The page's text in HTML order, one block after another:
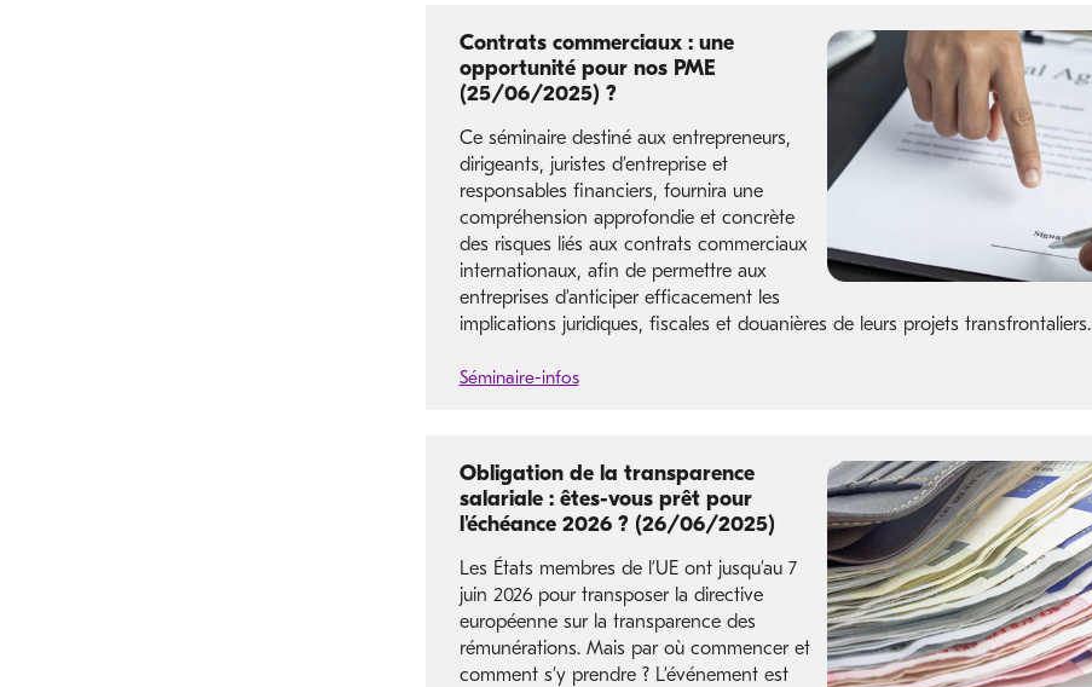
Contrats commerciaux : une
opportunité pour nos PME
(25/06/2025) ?
Ce séminaire destiné aux entrepreneurs,
dirigeants, juristes d’entreprise et
responsables financiers, fournira une
compréhension approfondie et concrète
des risques liés aux contrats commerciaux
internationaux, afin de permettre aux
entreprises d’anticiper efficacement les
implications juridiques, fiscales et douanières de leurs projets transfrontaliers.
Séminaire-infos
Obligation de la transparence
salariale : êtes-vous prêt pour
l'échéance 2026 ? (26/06/2025)
Les États membres de l’UE ont jusqu’au 7
juin 2026 pour transposer la directive
européenne sur la transparence des
rémunérations. Mais par où commencer et
comment s’y prendre ? L’événement est